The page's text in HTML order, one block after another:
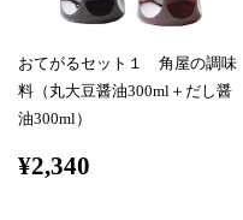
おてがるセット１ 角屋の調味
料（丸大豆醤油300ml＋だし醤
油300ml）
¥2,340